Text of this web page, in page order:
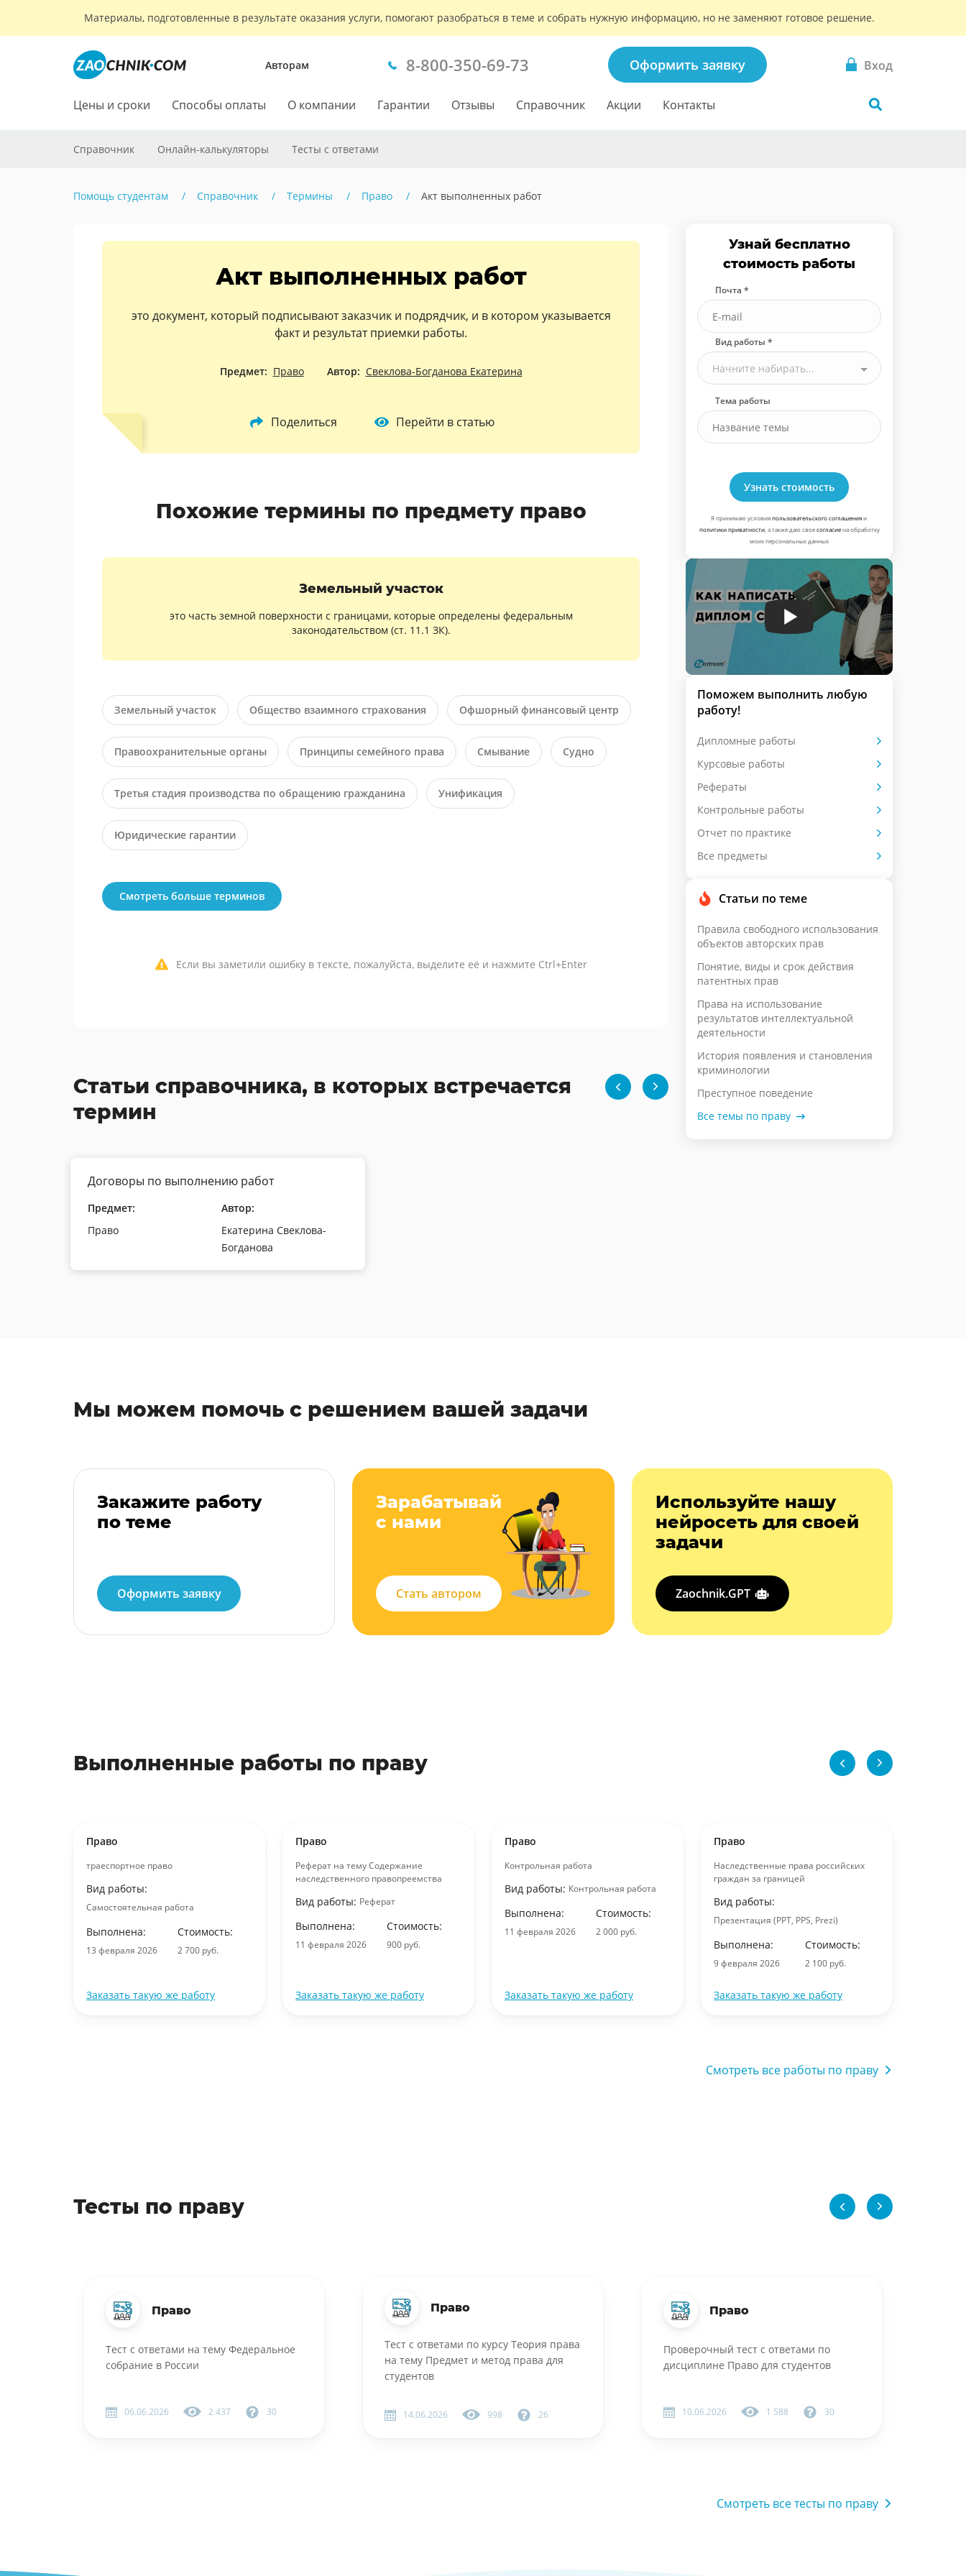
Материалы, подготовленные в результате оказания услуги, помогают разобраться в теме и собрать нужную информацию, но не заменяют готовое решение.
Авторам 8-800-350-69-73 Оформить заявку Вход
Цены и сроки Способы оплаты О компании Гарантии Отзывы Справочник Акции Контакты
Справочник Онлайн-калькуляторы Тесты с ответами
Помощь студентам Справочник Термины Право Акт выполненных работ
Акт выполненных работ
это документ, который подписывают заказчик и подрядчик, и в котором указывается
факт и результат приемки работы.
Предмет: Право Автор: Свеклова-Богданова Екатерина
Поделиться Перейти в статью
Похожие термины по предмету право
Земельный участок
это часть земной поверхности с границами, которые определены федеральным
законодательством (ст. 11.1 ЗК).
Земельный участок Общество взаимного страхования Офшорный финансовый центр
Правоохранительные органы Принципы семейного права Смывание Судно
Третья стадия производства по обращению гражданина Унификация
Юридические гарантии
Смотреть больше терминов
Если вы заметили ошибку в тексте, пожалуйста, выделите её и нажмите Ctrl+Enter
Статьи справочника, в которых встречается
термин
Договоры по выполнению работ
Предмет:
Право
Автор:
Екатерина Свеклова-
Богданова
Узнай бесплатно
стоимость работы
Почта *
Вид работы *
Начните набирать...
Тема работы
Узнать стоимость
Я принимаю условияпользовательского соглашенияи
политики приватности, а также даю своесогласиена обработку
моих персональных данных
Поможем выполнить любую
работу!
Дипломные работы
Курсовые работы
Рефераты
Контрольные работы
Отчет по практике
Все предметы
Статьи по теме
Правила свободного использования
объектов авторских прав
Понятие, виды и срок действия
патентных прав
Права на использование
результатов интеллектуальной
деятельности
История появления и становления
криминологии
Преступное поведение
Все темы по праву
Мы можем помочь с решением вашей задачи
Закажите работу
по теме
Оформить заявку
Зарабатывай
с нами
Стать автором
Используйте нашу
нейросеть для своей
задачи
Zaochnik.GPT
Выполненные работы по праву
Право
траеспортное право
Вид работы:
Самостоятельная работа
Выполнена:
13 февраля 2026
Стоимость:
2 700 руб.
Заказать такую же работу
Право
Реферат на тему Содержание
наследственного правопреемства
Вид работы: Реферат
Выполнена:
11 февраля 2026
Стоимость:
900 руб.
Заказать такую же работу
Право
Контрольная работа
Вид работы: Контрольная работа
Выполнена:
11 февраля 2026
Стоимость:
2 000 руб.
Заказать такую же работу
Право
Наследственные права российских
граждан за границей
Вид работы:
Презентация (PPT, PPS, Prezi)
Выполнена:
9 февраля 2026
Стоимость:
2 100 руб.
Заказать такую же работу
Смотреть все работы по праву
Тесты по праву
Право
Тест с ответами на тему Федеральное
собрание в России
06.06.2026 2 437 30
Право
Тест с ответами по курсу Теория права
на тему Предмет и метод права для
студентов
14.06.2026 998 26
Право
Проверочный тест с ответами по
дисциплине Право для студентов
10.06.2026 1 588 30
Смотреть все тесты по праву